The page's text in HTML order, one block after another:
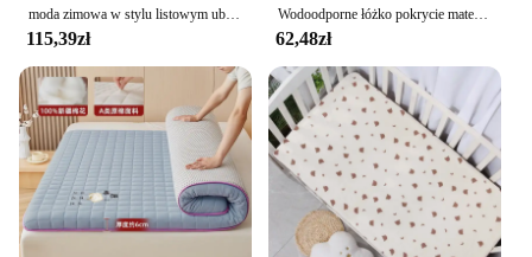
moda zimowa w stylu listowym ubranka dla noworodków ciepły sweter z dzianiny kocyk z materacem dla niemowląt maluch chłopiec dziewczęta Romper i czapka
115,39zł
Wodoodporne łóżko pokrycie materaca dopasowane prześcieradło ochraniacz na materac pojedyncze/podwójne/140/160 Muti rozmiar szary/biały
62,48zł